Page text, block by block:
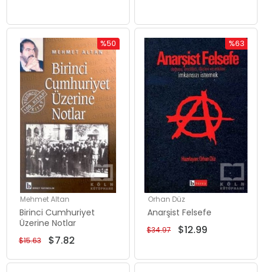
Mehmet Altan
Birinci Cumhuriyet
Üzerine Notlar
$7.82
$15.63
%50
İndirim
%50İndirim
Orhan Düz
Anarşist Felsefe
$12.99
$34.97
%63
İndirim